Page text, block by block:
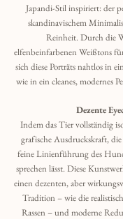
Japandi-Stil inspiriert: der
skandinavischem
Reinheit. Durch die
elfenbeinfarbenen Weißtons
sich diese Porträts nahtlos in
wie in ein cleanes, modernes
Dezente
Indem das Tier vollständig
grafische Ausdruckskraft,
feine Linienführung des
sprechen lässt. Diese
einen dezenten, aber
Tradition – wie die
Rassen – und moderne